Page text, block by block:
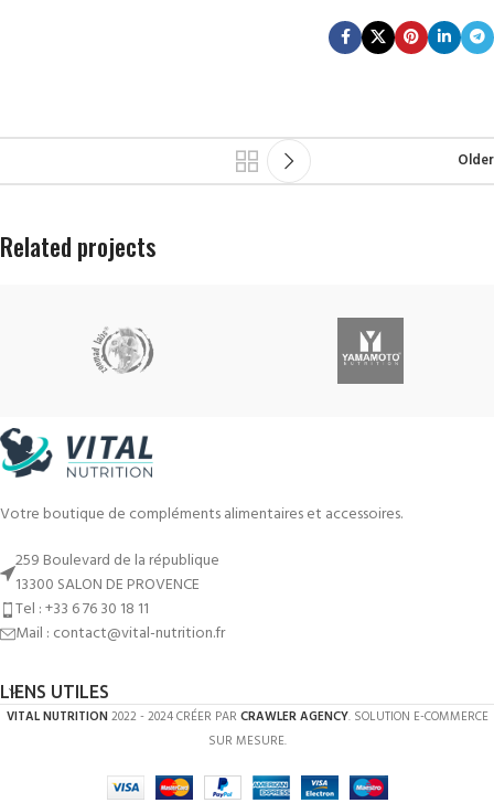
Older
Related projects
Kitchen
Leo uteu ullamcorper
Votre boutique de compléments alimentaires et accessoires.
259 Boulevard de la république
13300 SALON DE PROVENCE
Tel : +33 6 76 30 18 11
Mail : contact@vital-nutrition.fr
LIENS UTILES
VITAL NUTRITION 2022 - 2024 CRÉER PAR CRAWLER AGENCY. SOLUTION E-COMMERCE
SUR MESURE.